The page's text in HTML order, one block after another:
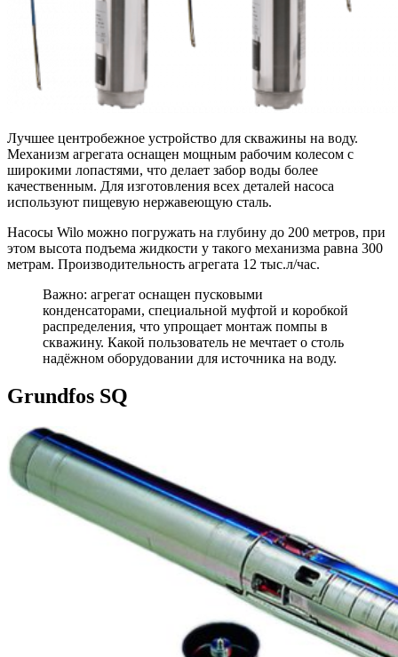
Лучшее центробежное устройство для скважины на воду.
Механизм агрегата оснащен мощным рабочим колесом с
широкими лопастями, что делает забор воды более
качественным. Для изготовления всех деталей насоса
используют пищевую нержавеющую сталь.
Насосы Wilo можно погружать на глубину до 200 метров, при
этом высота подъема жидкости у такого механизма равна 300
метрам. Производительность агрегата 12 тыс.л/час.
Важно: агрегат оснащен пусковыми
конденсаторами, специальной муфтой и коробкой
распределения, что упрощает монтаж помпы в
скважину. Какой пользователь не мечтает о столь
надёжном оборудовании для источника на воду.
Grundfos SQ